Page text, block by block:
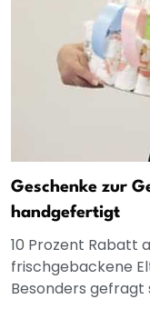
Geschenke zur
handgefertigt
10 Prozent Rabatt
frischgebackene
Besonders gefragt